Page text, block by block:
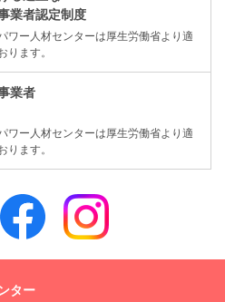
業者認定制度
ワー人材センターは厚生労働省より適
ります。
業者
ワー人材センターは厚生労働省より適
ります。
ター